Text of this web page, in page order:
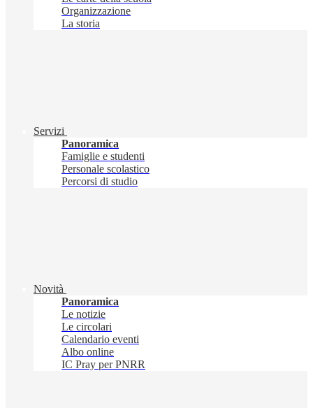
Organizzazione
La storia
Servizi
Panoramica
Famiglie e studenti
Personale scolastico
Percorsi di studio
Novità
Panoramica
Le notizie
Le circolari
Calendario eventi
Albo online
IC Pray per PNRR